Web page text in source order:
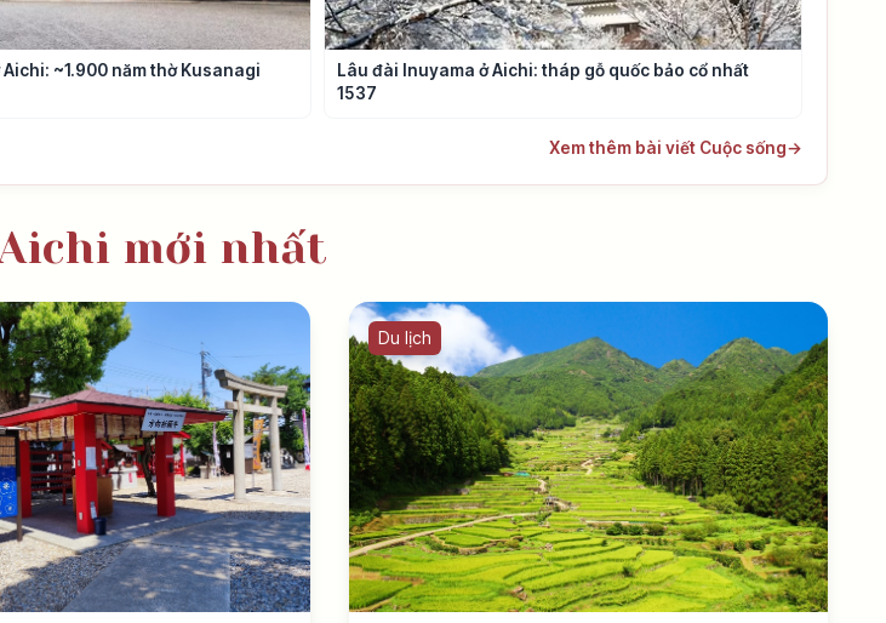
~1.900 năm thờ Kusanagi
Lâu đài Inuyama ở Aichi: tháp gỗ quốc bảo cổ nhất
1537
Xem thêm bài viết Cuộc sống→
mới nhất
Du lịch